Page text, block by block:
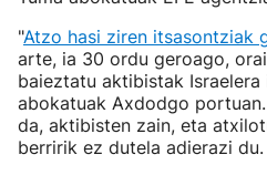
"Atzo hasi ziren itsasontziak
arte, ia 30 ordu geroago,
baieztatu aktibistak
abokatuak Axdodgo
da, aktibisten zain, eta
berririk ez dutela adierazi du.